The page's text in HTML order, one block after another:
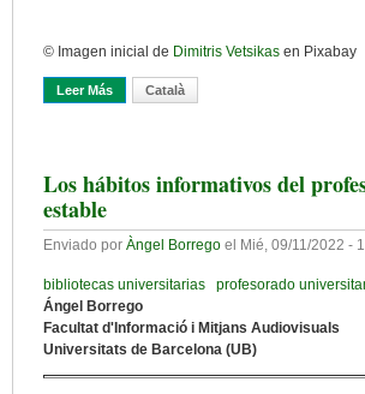
© Imagen inicial de Dimitris Vetsikas en Pixabay
Leer Más Sobre De Piratas Y Predadores
Català
Los hábitos informativos del
estable
Enviado por Àngel Borrego el Mié, 09/11/2022 -
bibliotecas universitarias profesorado
Ángel Borrego
Facultat d'Informació i Mitjans Audiovisuals
Universitats de Barcelona (UB)